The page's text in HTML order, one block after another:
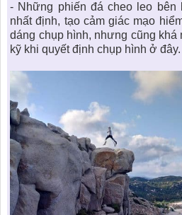
- Những phiến đá cheo leo
nhất định, tạo cảm giác mạo
dáng chụp hình, nhưng cũng khá
kỹ khi quyết định chụp hình ở đây.